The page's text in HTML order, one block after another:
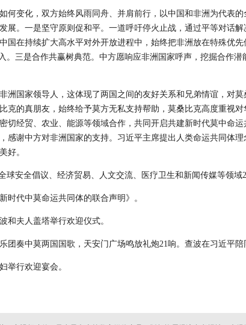
何变化，双方始终风雨同舟、并肩前行，以中国和非洲为代表
展。一是坚守原则促和平。一道呼吁停火止战，通过平等对话
国在持续扩大高水平对外开放进程中，始终把非洲放在特殊优
。三是合作共赢树典范。中方愿响应非洲国家呼声，挖掘合作
洲国家领导人，这体现了两国之间的友好关系和兄弟情谊，对
克的真朋友，始终给予莫方无私支持帮助，莫桑比克高度重视
切经贸、农业、能源等领域合作，共同开启共建新时代莫中命
感谢中方对非洲国家的支持。习近平主席提出人类命运共同体
好。
安全倡议、经济贸易、人文交流、医疗卫生和新闻传媒等领域
时代中莫命运共同体的联合声明》。
和夫人盖塔举行欢迎仪式。
奏中莫两国国歌，天安门广场鸣放礼炮21响。查波在习近平
举行欢迎宴会。